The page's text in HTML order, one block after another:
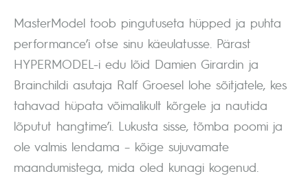
MasterModel toob pingutuseta hüpped ja puhta
performance’i otse sinu käeulatusse. Pärast
HYPERMODEL-i edu lõid Damien Girardin ja
Brainchildi asutaja Ralf Groesel lohe sõitjatele, kes
tahavad hüpata võimalikult kõrgele ja nautida
lõputut hangtime’i. Lukusta sisse, tõmba poomi ja
ole valmis lendama – kõige sujuvamate
maandumistega, mida oled kunagi kogenud.